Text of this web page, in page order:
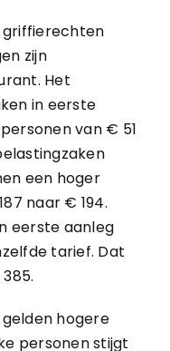
griffierechten
zijn
Het
in eerste
van € 51
een hoger
naar € 194.
eerste aanleg
tarief. Dat
hogere
personen stijgt